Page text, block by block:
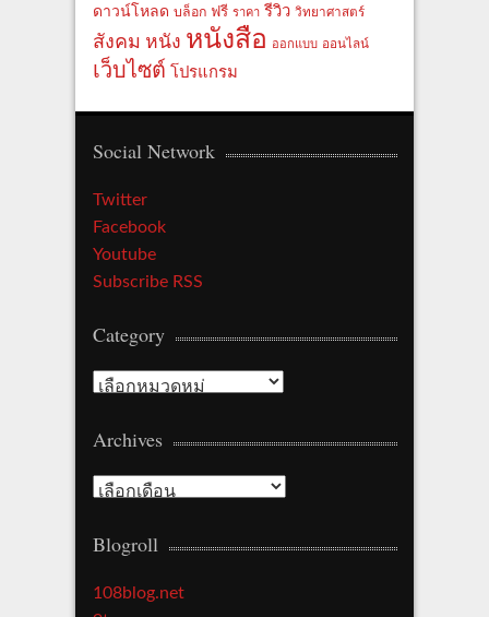
ดาวน์โหลด บล็อก ฟรี ราคา รีวิว วิทยาศาสตร์
สังคม หนัง หนังสือ ออกแบบ ออนไลน์
เว็บไซต์ โปรแกรม
Social Network
Twitter
Facebook
Youtube
Subscribe RSS
Category
Category
Archives
Archives
Blogroll
108blog.net